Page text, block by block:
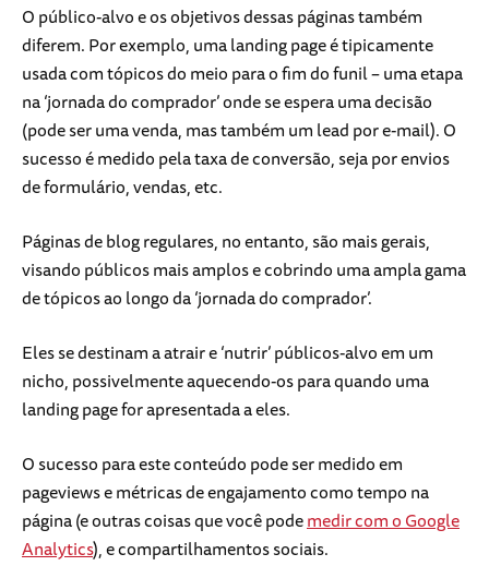
O público-alvo e os objetivos dessas páginas também
diferem. Por exemplo, uma landing page é tipicamente
usada com tópicos do meio para o fim do funil – uma etapa
na ‘jornada do comprador’ onde se espera uma decisão
(pode ser uma venda, mas também um lead por e-mail). O
sucesso é medido pela taxa de conversão, seja por envios
de formulário, vendas, etc.
Páginas de blog regulares, no entanto, são mais gerais,
visando públicos mais amplos e cobrindo uma ampla gama
de tópicos ao longo da ‘jornada do comprador’.
Eles se destinam a atrair e ‘nutrir’ públicos-alvo em um
nicho, possivelmente aquecendo-os para quando uma
landing page for apresentada a eles.
O sucesso para este conteúdo pode ser medido em
pageviews e métricas de engajamento como tempo na
página (e outras coisas que você podemedir com o Google
Analytics), e compartilhamentos sociais.